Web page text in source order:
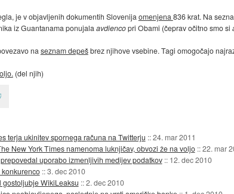
je v objavljenih dokumentih Slovenija omenjena 836 krat. Na
iz Guantanama ponujala avdiencopri Obami (čeprav očitno smo si
na seznam depešbrez njihove vsebine. Tagi omogočajo
(del njih)
terja ukinitev spornega računa na Twitterju ::24. mar 2011
New York Times namenoma luknjičav, obvozi že na voljo ::22. mar
uporabo izmenljivih medijev podatkov :: 12. dec 2010
::3. dec 2010
gostoljubje WikiLeaksu ::2. dec 2010